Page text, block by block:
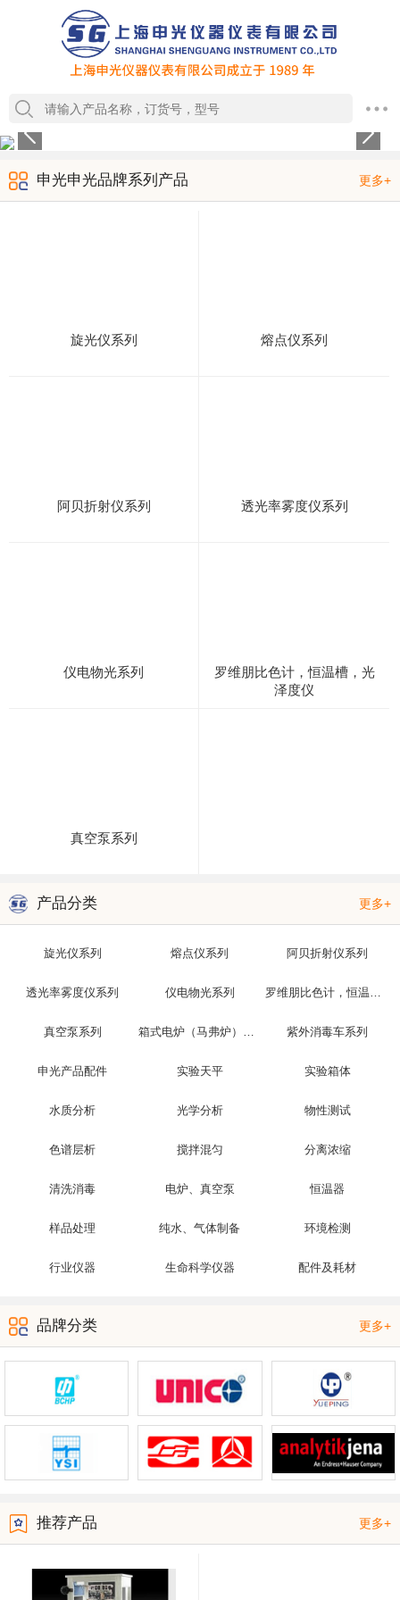
申光申光品牌系列产品 更多+
旋光仪系列 熔点仪系列
阿贝折射仪系列 透光率雾度仪系列
仪电物光系列
罗维朋比色计，恒温槽，光
泽度仪
真空泵系列
产品分类 更多+
旋光仪系列 熔点仪系列 阿贝折射仪系列
透光率雾度仪系列 仪电物光系列 罗维朋比色计，恒温槽，光泽度仪
真空泵系列 箱式电炉（马弗炉）系列 紫外消毒车系列
申光产品配件 实验天平 实验箱体
水质分析 光学分析 物性测试
色谱层析 搅拌混匀 分离浓缩
清洗消毒 电炉、真空泵 恒温器
样品处理 纯水、气体制备 环境检测
行业仪器 生命科学仪器 配件及耗材
品牌分类 更多+
推荐产品 更多+